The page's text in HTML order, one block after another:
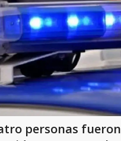
personas fueron